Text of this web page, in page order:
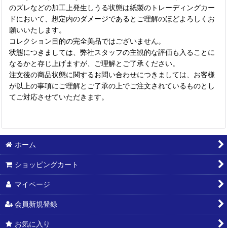
のズレなどの加工上発生しうる状態は紙製のトレーディングカー
ドにおいて、想定内のダメージであるとご理解のほどよろしくお
願いいたします。
コレクション目的の完全美品ではございません。
状態につきましては、弊社スタッフの主観的な評価も入ることに
なるかと存じ上げますが、ご理解とご了承ください。
注文後の商品状態に関するお問い合わせにつきましては、お客様
が以上の事項にご理解とご了承の上でご注文されているものとし
てご対応させていただきます。
ホーム
ショッピングカート
マイページ
会員新規登録
お気に入り